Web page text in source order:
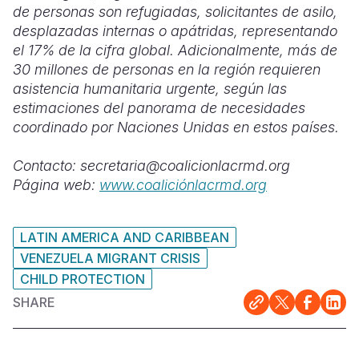
de personas son refugiadas, solicitantes de asilo,
desplazadas internas o apátridas, representando
el 17% de la cifra global. Adicionalmente, más de
30 millones de personas en la región requieren
asistencia humanitaria urgente, según las
estimaciones del panorama de necesidades
coordinado por Naciones Unidas en estos países.
Contacto: secretaria@coalicionlacrmd.org
Página web: www.coaliciónlacrmd.org
LATIN AMERICA AND CARIBBEAN
VENEZUELA MIGRANT CRISIS
CHILD PROTECTION
SHARE